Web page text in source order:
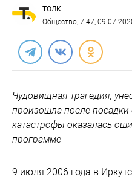
ТОЛК
Общество, 7:47,
Чудовищная трагедия,
произошла после
катастрофы оказалась
программе
9 июля 2006 года в